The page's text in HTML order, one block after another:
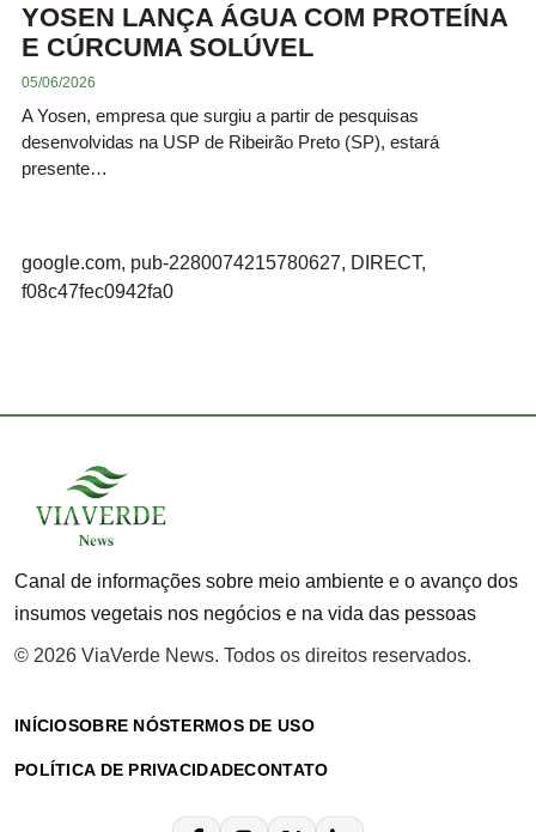
YOSEN LANÇA ÁGUA COM PROTEÍNA
E CÚRCUMA SOLÚVEL
05/06/2026
A Yosen, empresa que surgiu a partir de pesquisas
desenvolvidas na USP de Ribeirão Preto (SP), estará
presente…
google.com, pub-2280074215780627, DIRECT,
f08c47fec0942fa0
Canal de informações sobre meio ambiente e o avanço dos
insumos vegetais nos negócios e na vida das pessoas
© 2026 ViaVerde News. Todos os direitos reservados.
INÍCIOSOBRE NÓSTERMOS DE USO
POLÍTICA DE PRIVACIDADECONTATO